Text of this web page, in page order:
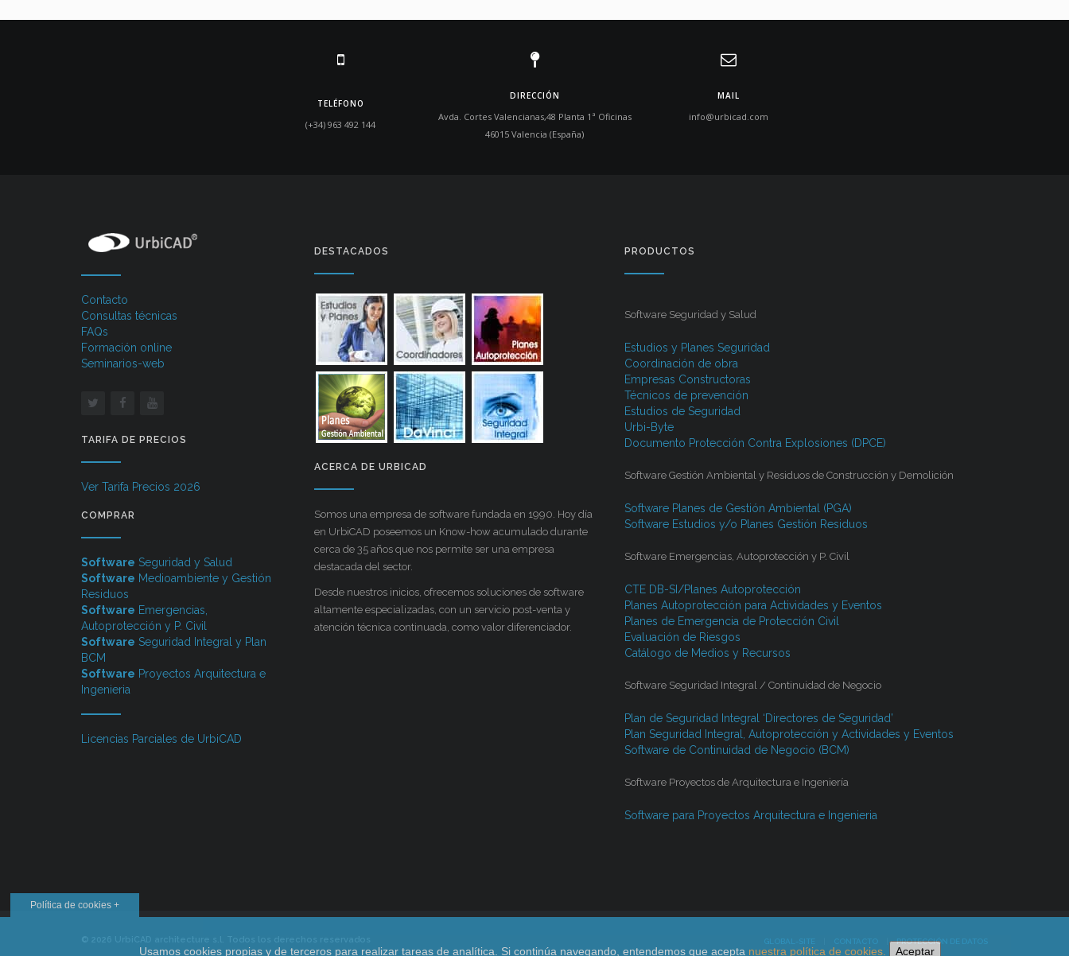
Usamos cookies propias y de terceros para realizar tareas de analítica. Si continúa navegando, entendemos que acepta nuestra política de cookies. Aceptar
Política de cookies +
TELÉFONO
(+34) 963 492 144
DIRECCIÓN
Avda. Cortes Valencianas,48 Planta 1ª Oficinas
46015 Valencia (España)
MAIL
info@urbicad.com
Contacto
Consultas técnicas
FAQs
Formación online
Seminarios-web
TARIFA DE PRECIOS
Ver Tarifa Precios 2026
COMPRAR
Software Seguridad y Salud
Software Medioambiente y Gestión
Residuos
Software Emergencias,
Autoprotección y P. Civil
Software Seguridad Integral y Plan
BCM
Software Proyectos Arquitectura e
Ingenieria
Licencias Parciales de UrbiCAD
DESTACADOS
ACERCA DE URBICAD
Somos una empresa de software fundada en 1990. Hoy día
en UrbiCAD poseemos un Know-how acumulado durante
cerca de 35 años que nos permite ser una empresa
destacada del sector.
Desde nuestros inicios, ofrecemos soluciones de software
altamente especializadas, con un servicio post-venta y
atención técnica continuada, como valor diferenciador.
PRODUCTOS
Software Seguridad y Salud
Estudios y Planes Seguridad
Coordinación de obra
Empresas Constructoras
Técnicos de prevención
Estudios de Seguridad
Urbi-Byte
Documento Protección Contra Explosiones (DPCE)
Software Gestión Ambiental y Residuos de Construcción y Demolición
Software Planes de Gestión Ambiental (PGA)
Software Estudios y/o Planes Gestión Residuos
Software Emergencias, Autoprotección y P. Civil
CTE DB-SI/Planes Autoprotección
Planes Autoprotección para Actividades y Eventos
Planes de Emergencia de Protección Civil
Evaluación de Riesgos
Catálogo de Medios y Recursos
Software Seguridad Integral / Continuidad de Negocio
Plan de Seguridad Integral ‘Directores de Seguridad’
Plan Seguridad Integral, Autoprotección y Actividades y Eventos
Software de Continuidad de Negocio (BCM)
Software Proyectos de Arquitectura e Ingeniería
Software para Proyectos Arquitectura e Ingenieria
GLOBAL-SITE CONTACTO PROTECCIÓN DE DATOS